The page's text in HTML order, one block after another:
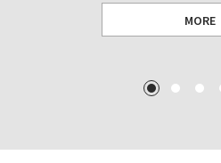
MORE
MORE
MORE
1 2 3